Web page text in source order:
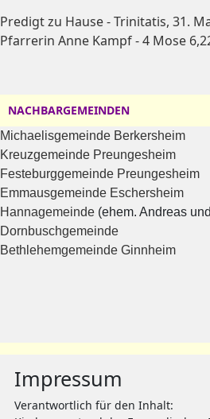
Predigt zu Hause - Trinitatis, 31.
Pfarrerin Anne Kampf - 4 Mose
NACHBARGEMEINDEN
Michaelisgemeinde Berkersheim
Kreuzgemeinde Preungesheim
Festeburggemeinde Preungesheim
Emmausgemeinde Eschersheim
Hannagemeinde (ehem. Andreas
Dornbuschgemeinde
Bethlehemgemeinde Ginnheim
Impressum
Verantwortlich für den Inhalt: